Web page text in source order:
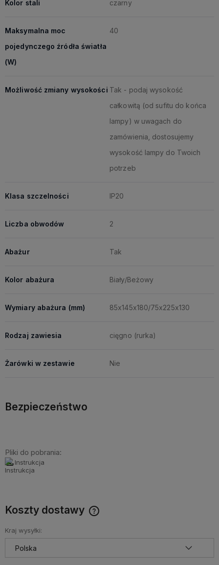
Kolor stali czarny
Maksymalna moc
pojedynczego źródła światła
(W)
40
Możliwość zmiany wysokości Tak - podaj wysokość
całkowitą (od sufitu do końca
lampy) w uwagach do
zamówienia, dostosujemy
wysokość lampy do Twoich
potrzeb
Klasa szczelności IP20
Liczba obwodów 2
Abażur Tak
Kolor abażura Biały/Beżowy
Wymiary abażura (mm) 85x145x180/75x225x130
Rodzaj zawiesia cięgno (rurka)
Żarówki w zestawie Nie
Bezpieczeństwo
Pliki do pobrania:
Instrukcja
Koszty dostawy
Kraj wysyłki: